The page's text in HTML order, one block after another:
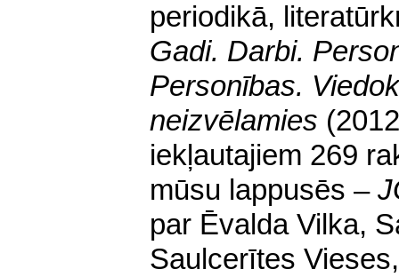
periodikā,
Gadi. Darbi.
Personības.
neizvēlamies
iekļautajiem 269
mūsu lappusēs –
par Ēvalda Vilka,
Saulcerītes